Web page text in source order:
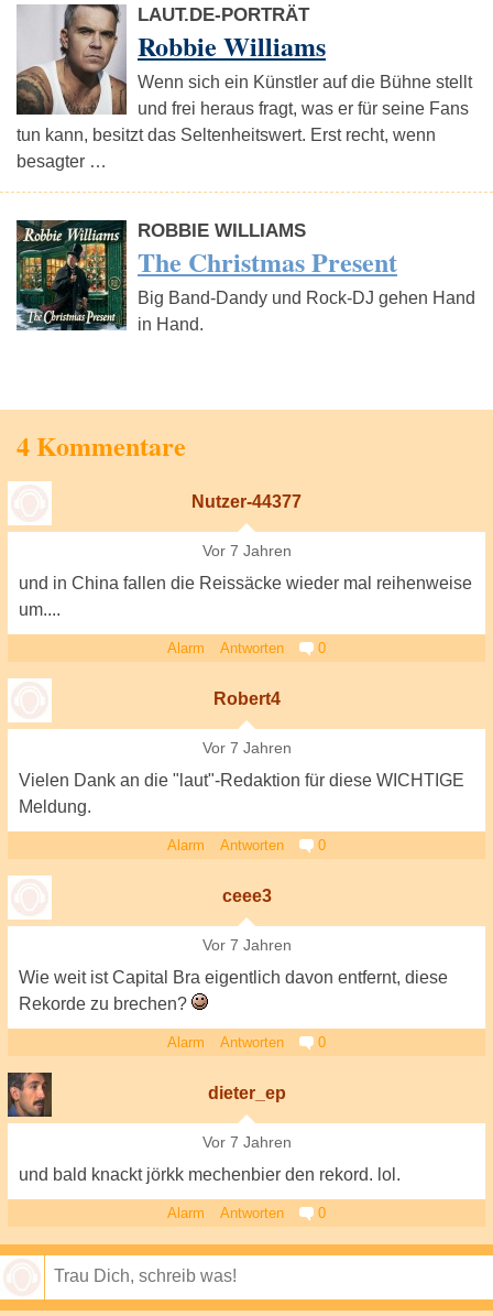
LAUT.DE-PORTRÄT
Robbie Williams
Wenn sich ein Künstler auf die Bühne stellt
und frei heraus fragt, was er für seine Fans
tun kann, besitzt das Seltenheitswert. Erst recht, wenn
besagter …
ROBBIE WILLIAMS
The Christmas Present
Big Band-Dandy und Rock-DJ gehen Hand
in Hand.
4 Kommentare
Nutzer-44377
Vor 7 Jahren
und in China fallen die Reissäcke wieder mal reihenweise
um....
Alarm Antworten 0
Robert4
Vor 7 Jahren
Vielen Dank an die "laut"-Redaktion für diese WICHTIGE
Meldung.
Alarm Antworten 0
ceee3
Vor 7 Jahren
Wie weit ist Capital Bra eigentlich davon entfernt, diese
Rekorde zu brechen?
Alarm Antworten 0
dieter_ep
Vor 7 Jahren
und bald knackt jörkk mechenbier den rekord. lol.
Alarm Antworten 0